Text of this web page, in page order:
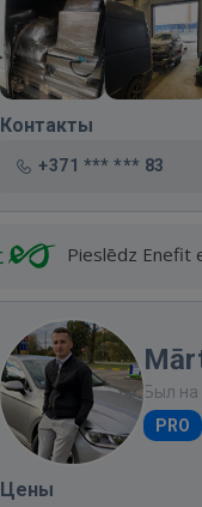
Контакты
+371 *** *** 83
Pieslēdz Enefit
Был на
PRO
Цены